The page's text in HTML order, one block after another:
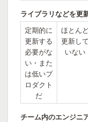
ライブラリなどを更
定期的に
更新する
必要がな
い・また
は低いプ
ロダクト
だ
ほとん
更新して
いない
チーム内のエンジニ